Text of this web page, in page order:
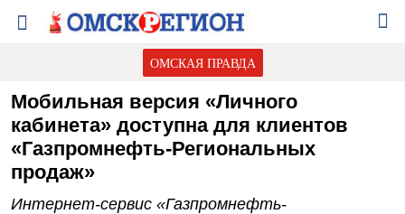
ОМСКАЯ ПРАВДА
Мобильная версия «Личного
кабинета» доступна для клиентов
«Газпромнефть-Региональных
продаж»
Интернет-сервис «Газпромнефть-